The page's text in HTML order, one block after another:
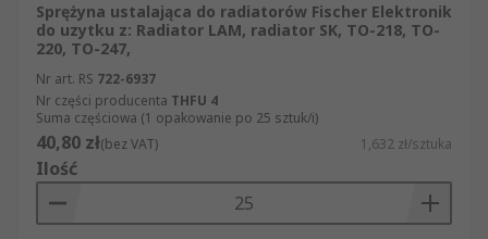
Sprężyna ustalająca do radiatorów Fischer Elektronik
do uzytku z: Radiator LAM, radiator SK, TO-218, TO-
220, TO-247,
Nr art. RS 722-6937
Nr części producenta THFU 4
Suma częściowa (1 opakowanie po 25 sztuk/i)
40,80 zł(bez VAT) 1,632 zł/sztuka
Ilość